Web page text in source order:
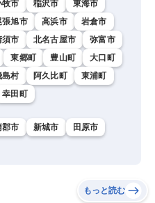
牧市 稲沢市
東海市
張旭市 高浜市
岩倉市
須市 北名古屋市
弥富市
東郷町 豊山町
大口町
島村 阿久比町
東浦町
幸田町
郡市 新城市
田原市
もっと読む